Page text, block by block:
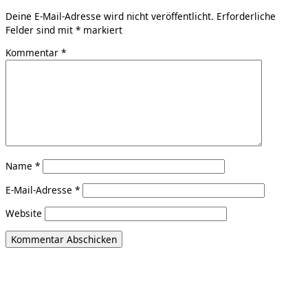
Deine E-Mail-Adresse wird nicht veröffentlicht. Erforderliche
Felder sind mit * markiert
Kommentar *
Name *
E-Mail-Adresse *
Website